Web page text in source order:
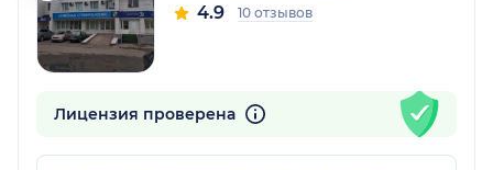
4.9 10 отзывов
Лицензия проверена